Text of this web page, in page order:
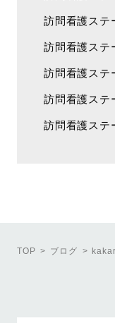
訪問看護ステ
訪問看護ステ
訪問看護ステ
訪問看護ステ
訪問看護ステ
TOP ブログ